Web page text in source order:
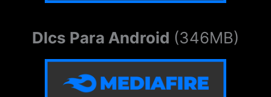
Dlcs Para Android (346MB)